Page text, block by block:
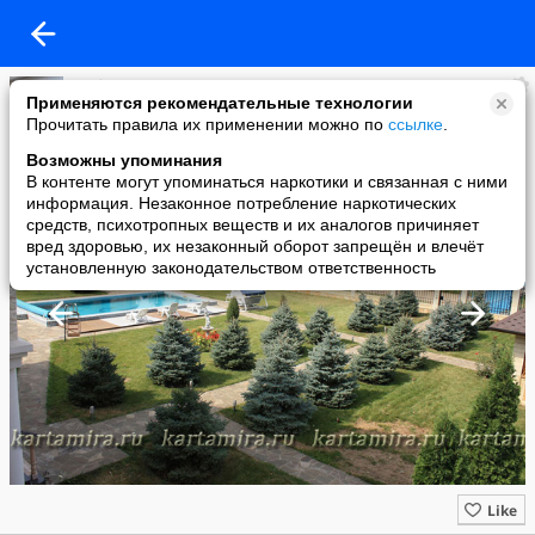
Применяются рекомендательные технологии
Прочитать правила их применении можно по ссылке
Возможны упоминания
В контенте могут упоминаться наркотики и связанная с ними
информация. Незаконное потребление наркотических
средств, психотропных веществ и их аналогов причиняет
вред здоровью, их незаконный оборот запрещён и влечёт
установленную законодательством ответственность
Рыбалка, охота и отдых в России!
added a photo
22 Aug в 17:36
Like